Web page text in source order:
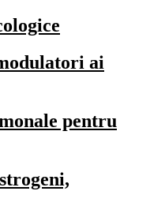
ai
pentru